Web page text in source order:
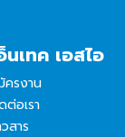
นเทค เอสไอ
ครงาน
ต่อเรา
สาร